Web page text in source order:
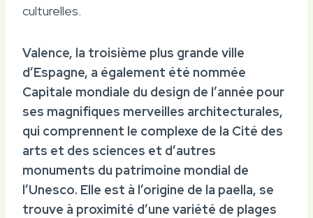
culturelles.
Valence, la troisième plus grande ville
d’Espagne, a également été nommée
Capitale mondiale du design de l’année pour
ses magnifiques merveilles architecturales,
qui comprennent le complexe de la Cité des
arts et des sciences et d’autres
monuments du patrimoine mondial de
l’Unesco. Elle est à l’origine de la paella, se
trouve à proximité d’une variété de plages